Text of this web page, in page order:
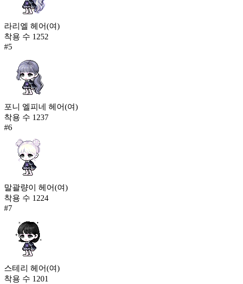
라리엘 헤어(여)
착용 수 1252
#5
포니 엘피네 헤어(여)
착용 수 1237
#6
말괄량이 헤어(여)
착용 수 1224
#7
스테리 헤어(여)
착용 수 1201